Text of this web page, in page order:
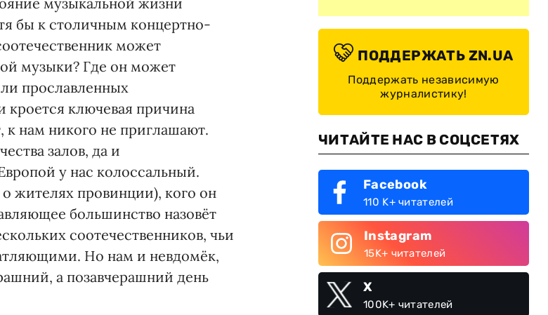
бы к столичным концертно-
может
музыки? Где он может
прославленных
кроется ключевая причина
к нам никого не приглашают.
залов, да и
у нас колоссальный.
жителях провинции), кого он
большинство назовёт
соотечественников, чьи
Но нам и невдомёк,
а позавчерашний день
ПОДДЕРЖАТЬ ZN.UA
Поддержать независимую
журналистику!
ЧИТАЙТЕ НАС В СОЦСЕТЯХ
Facebook
110 K+ читателей
Instagram
15K+ читателей
X
100K+ читателей